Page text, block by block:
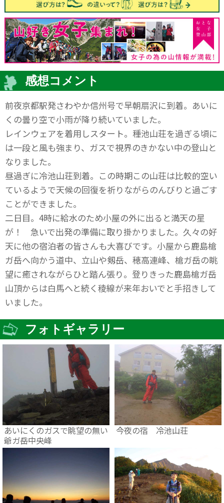
感想コメント
前夜京都駅発さわやか信州号で早朝扇沢に到着。あいに
くの曇り空で小雨が降り続いていました。
レインウェアを着用しスタート。種池山荘を過ぎる頃に
は一段と風も強まり、ガスで視界のきかない中の登山と
なりました。
昼過ぎに冷池山荘到着。この時期この山荘は比較的空い
ているようで天候の回復を祈りながらのんびりと過ごす
ことができました。
二日目。4時に給水のため小屋の外に出ると満天の星
が！ 急いで出発の準備に取り掛かりました。久々の好
天に他の宿泊者の皆さんも大喜びです。小屋から鹿島槍
ガ岳へ向かう道中、立山や剱岳、穂高連峰、槍ガ岳の眺
望に癒されながらひと踏ん張り。登りきった鹿島槍ガ岳
山頂からは白馬へと続く稜線が来年おいでと手招きして
いました。
フォトギャラリー
あいにくのガスで眺望の無い
爺ガ岳中央峰
今夜の宿 冷池山荘